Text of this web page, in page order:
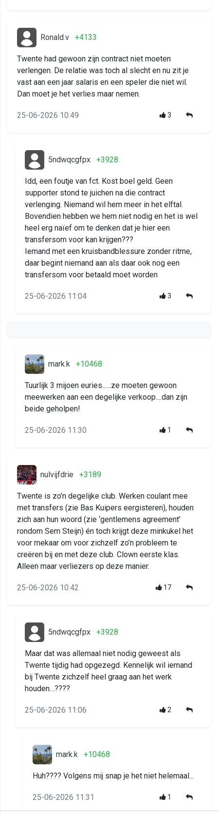
Ronald.v +4133
Twente had gewoon zijn contract niet moeten
verlengen. De relatie was toch al slecht en nu zit je
vast aan een jaar salaris en een speler die niet wil.
Dan moet je het verlies maar nemen.
25-06-2026 10:49 3
5ndwqcgfpx +3928
Idd, een foutje van fct. Kost boel geld. Geen
supporter stond te juichen na die contract
verlenging. Niemand wil hem meer in het elftal.
Bovendien hebben we hem niet nodig en het is wel
heel erg naïef om te denken dat je hier een
transfersom voor kan krijgen???
Iemand met een kruisbandblessure zonder ritme,
daar begint niemand aan als daar ook nog een
transfersom voor betaald moet worden
25-06-2026 11:04 3
mark.k +10468
Tuurlijk 3 mijoen euries......ze moeten gewoon
meewerken aan een degelijke verkoop....dan zijn
beide geholpen!
25-06-2026 11:30 1
nulvijfdrie +3189
Twente is zo’n degelijke club. Werken coulant mee
met transfers (zie Bas Kuipers eergisteren), houden
zich aan hun woord (zie ‘gentlemens agreement’
rondom Sem Steijn) én toch krijgt deze minkukel het
voor mekaar om voor zichzelf zo’n probleem te
creëren bij en met deze club. Clown eerste klas.
Alleen maar verliezers op deze manier.
25-06-2026 10:42 17
5ndwqcgfpx +3928
Maar dat was allemaal niet nodig geweest als
Twente tijdig had opgezegd. Kennelijk wil iemand
bij Twente zichzelf heel graag aan het werk
houden…????
25-06-2026 11:06 2
mark.k +10468
Huh???? Volgens mij snap je het niet helemaal...
25-06-2026 11:31 1